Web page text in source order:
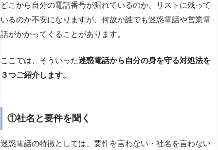
どこから自分の電話番号が漏れているのか、リストに残って
いるのか不安になりますが、何故か誰でも迷惑電話や営業電
話がかかってくることがあります。
ここでは、そういった迷惑電話から自分の身を守る対処法を
３つご紹介します。
①社名と要件を聞く
迷惑電話の特徴としては、要件を言わない・社名を言わない